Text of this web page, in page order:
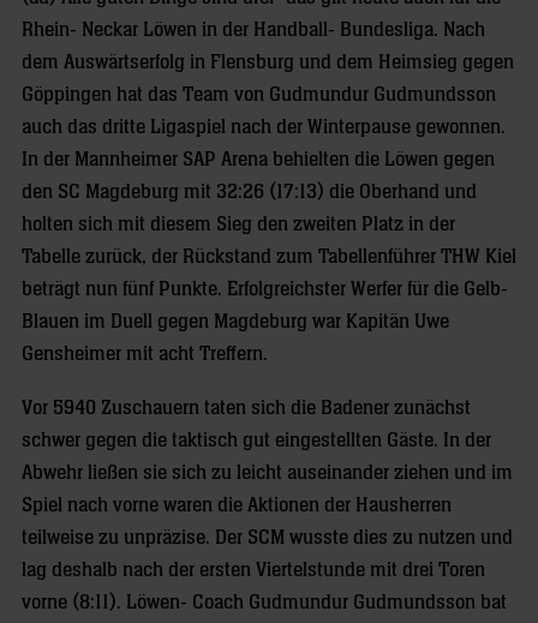
Rhein- Neckar Löwen in der Handball- Bundesliga. Nach
dem Auswärtserfolg in Flensburg und dem Heimsieg gegen
Göppingen hat das Team von Gudmundur Gudmundsson
auch das dritte Ligaspiel nach der Winterpause gewonnen.
In der Mannheimer SAP Arena behielten die Löwen gegen
den SC Magdeburg mit 32:26 (17:13) die Oberhand und
holten sich mit diesem Sieg den zweiten Platz in der
Tabelle zurück, der Rückstand zum Tabellenführer THW Kiel
beträgt nun fünf Punkte. Erfolgreichster Werfer für die Gelb-
Blauen im Duell gegen Magdeburg war Kapitän Uwe
Gensheimer mit acht Treffern.
Vor 5940 Zuschauern taten sich die Badener zunächst
schwer gegen die taktisch gut eingestellten Gäste. In der
Abwehr ließen sie sich zu leicht auseinander ziehen und im
Spiel nach vorne waren die Aktionen der Hausherren
teilweise zu unpräzise. Der SCM wusste dies zu nutzen und
lag deshalb nach der ersten Viertelstunde mit drei Toren
vorne (8:11). Löwen- Coach Gudmundur Gudmundsson bat